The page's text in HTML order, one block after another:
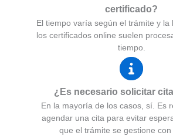
certificado?
El tiempo varía según el trámite y la
los certificados online suelen
tiempo.
¿Es necesario solicitar
En la mayoría de los casos, sí. Es
agendar una cita para evitar
que el trámite se gestione con